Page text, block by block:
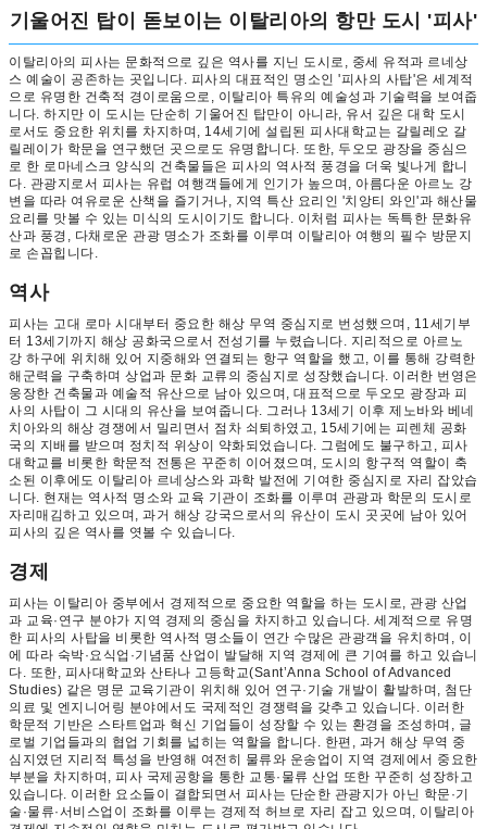
기울어진 탑이 돋보이는 이탈리아의 항만 도시 '피사'
이탈리아의 피사는 문화적으로 깊은 역사를 지닌 도시로, 중세 유적과 르네상
스 예술이 공존하는 곳입니다. 피사의 대표적인 명소인 '피사의 사탑'은 세계적
으로 유명한 건축적 경이로움으로, 이탈리아 특유의 예술성과 기술력을 보여줍
니다. 하지만 이 도시는 단순히 기울어진 탑만이 아니라, 유서 깊은 대학 도시
로서도 중요한 위치를 차지하며, 14세기에 설립된 피사대학교는 갈릴레오 갈
릴레이가 학문을 연구했던 곳으로도 유명합니다. 또한, 두오모 광장을 중심으
로 한 로마네스크 양식의 건축물들은 피사의 역사적 풍경을 더욱 빛나게 합니
다. 관광지로서 피사는 유럽 여행객들에게 인기가 높으며, 아름다운 아르노 강
변을 따라 여유로운 산책을 즐기거나, 지역 특산 요리인 '치앙티 와인'과 해산물
요리를 맛볼 수 있는 미식의 도시이기도 합니다. 이처럼 피사는 독특한 문화유
산과 풍경, 다채로운 관광 명소가 조화를 이루며 이탈리아 여행의 필수 방문지
로 손꼽힙니다.
역사
피사는 고대 로마 시대부터 중요한 해상 무역 중심지로 번성했으며, 11세기부
터 13세기까지 해상 공화국으로서 전성기를 누렸습니다. 지리적으로 아르노
강 하구에 위치해 있어 지중해와 연결되는 항구 역할을 했고, 이를 통해 강력한
해군력을 구축하며 상업과 문화 교류의 중심지로 성장했습니다. 이러한 번영은
웅장한 건축물과 예술적 유산으로 남아 있으며, 대표적으로 두오모 광장과 피
사의 사탑이 그 시대의 유산을 보여줍니다. 그러나 13세기 이후 제노바와 베네
치아와의 해상 경쟁에서 밀리면서 점차 쇠퇴하였고, 15세기에는 피렌체 공화
국의 지배를 받으며 정치적 위상이 약화되었습니다. 그럼에도 불구하고, 피사
대학교를 비롯한 학문적 전통은 꾸준히 이어졌으며, 도시의 항구적 역할이 축
소된 이후에도 이탈리아 르네상스와 과학 발전에 기여한 중심지로 자리 잡았습
니다. 현재는 역사적 명소와 교육 기관이 조화를 이루며 관광과 학문의 도시로
자리매김하고 있으며, 과거 해상 강국으로서의 유산이 도시 곳곳에 남아 있어
피사의 깊은 역사를 엿볼 수 있습니다.
경제
피사는 이탈리아 중부에서 경제적으로 중요한 역할을 하는 도시로, 관광 산업
과 교육·연구 분야가 지역 경제의 중심을 차지하고 있습니다. 세계적으로 유명
한 피사의 사탑을 비롯한 역사적 명소들이 연간 수많은 관광객을 유치하며, 이
에 따라 숙박·요식업·기념품 산업이 발달해 지역 경제에 큰 기여를 하고 있습니
다. 또한, 피사대학교와 산타나 고등학교(Sant’Anna School of Advanced
Studies) 같은 명문 교육기관이 위치해 있어 연구·기술 개발이 활발하며, 첨단
의료 및 엔지니어링 분야에서도 국제적인 경쟁력을 갖추고 있습니다. 이러한
학문적 기반은 스타트업과 혁신 기업들이 성장할 수 있는 환경을 조성하며, 글
로벌 기업들과의 협업 기회를 넓히는 역할을 합니다. 한편, 과거 해상 무역 중
심지였던 지리적 특성을 반영해 여전히 물류와 운송업이 지역 경제에서 중요한
부분을 차지하며, 피사 국제공항을 통한 교통·물류 산업 또한 꾸준히 성장하고
있습니다. 이러한 요소들이 결합되면서 피사는 단순한 관광지가 아닌 학문·기
술·물류·서비스업이 조화를 이루는 경제적 허브로 자리 잡고 있으며, 이탈리아